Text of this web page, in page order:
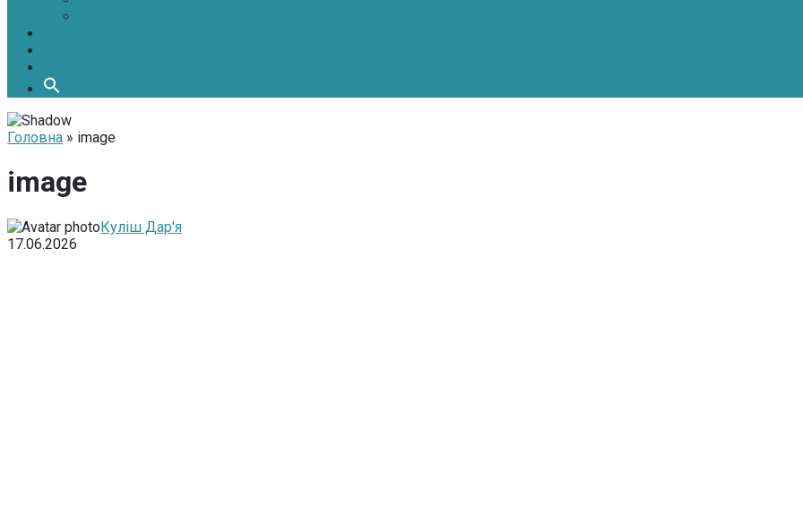
Головна » image
image
Куліш Дар'я
17.06.2026